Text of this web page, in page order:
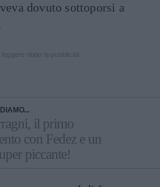
dovuto sottoporsi a
il primo
con Fedez e un
piccante!